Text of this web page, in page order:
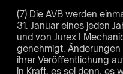
(7) Die AVB werden
31. Januar eines jeden
und von Jurex I
genehmigt. Änderungen
ihrer Veröffentlichung
in Kraft, es sei denn, es